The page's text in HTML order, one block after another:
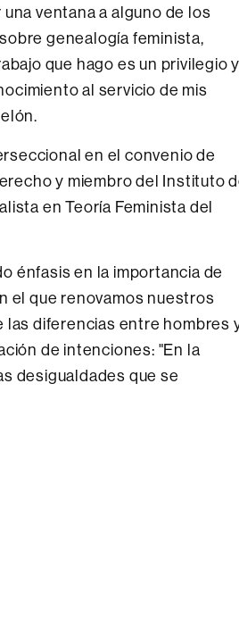
ventana a alguno de los
genealogía feminista,
que hago es un privilegio
al servicio de mis
en el convenio de
y miembro del Instituto
en Teoría Feminista del
énfasis en la importancia de
el que renovamos nuestros
las diferencias entre hombres
de intenciones: "En la
desigualdades que se